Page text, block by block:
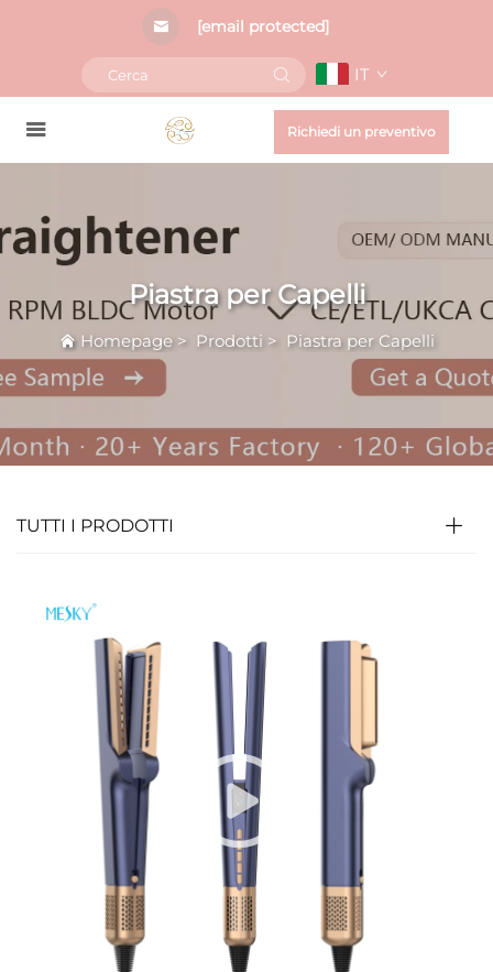
[email protected]
IT
Richiedi un preventivo
Piastra per Capelli
Homepage> Prodotti > Piastra per Capelli
TUTTI I PRODOTTI